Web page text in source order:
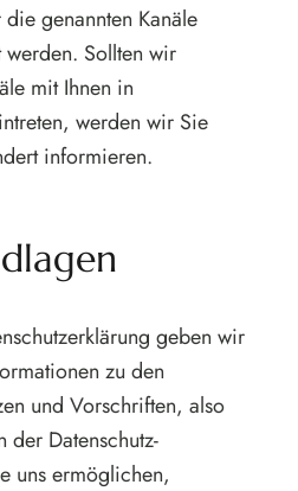
genannten Kanäle
Sollten wir
mit Ihnen in
werden wir Sie
informieren.
geben wir
zu den
und Vorschriften, also
der Datenschutz-
uns ermöglichen,